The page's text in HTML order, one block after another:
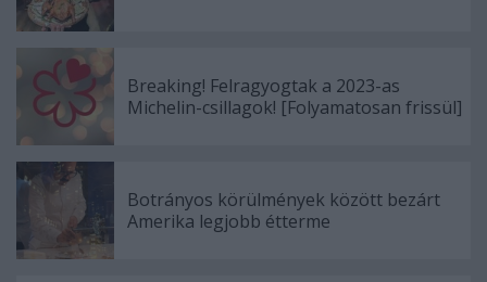
Breaking! Felragyogtak a 2023-as
Michelin-csillagok! [Folyamatosan frissül]
Botrányos körülmények között bezárt
Amerika legjobb étterme